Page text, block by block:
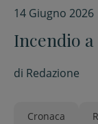
14 Giugno 2026
Incendio
di Redazione
Cronaca